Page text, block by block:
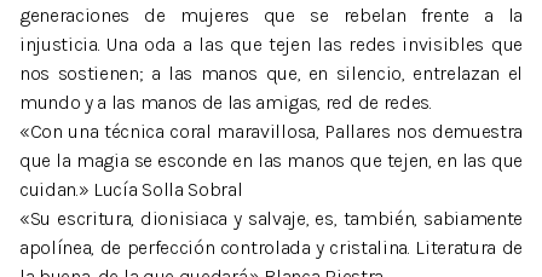
generaciones de mujeres que se rebelan frente a la
injusticia. Una oda a las que tejen las redes invisibles que
nos sostienen; a las manos que, en silencio, entrelazan el
mundo y a las manos de las amigas, red de redes.
«Con una técnica coral maravillosa, Pallares nos demuestra
que la magia se esconde en las manos que tejen, en las que
cuidan.» Lucía Solla Sobral
«Su escritura, dionisiaca y salvaje, es, también, sabiamente
apolínea, de perfección controlada y cristalina. Literatura de